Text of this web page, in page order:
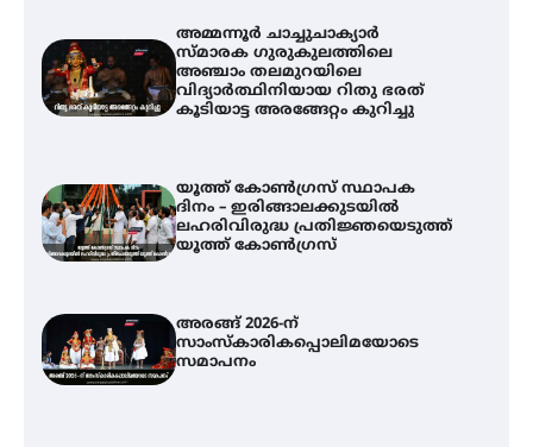
അമ്മന്നൂർ ചാച്ചുചാക്യാർ
സ്മാരക ഗുരുകുലത്തിലെ
അഞ്ചാം തലമുറയിലെ
വിദ്യാർത്ഥിനിയായ റിതു ഭരത്
കൂടിയാട്ട അരങ്ങേറ്റം കുറിച്ചു
യൂത്ത് കോൺഗ്രസ്‌ സ്ഥാപക
ദിനം – ഇരിങ്ങാലക്കുടയിൽ
ലഹരിവിരുദ്ധ പ്രതിജ്ഞയെടുത്ത്
യൂത്ത് കോൺഗ്രസ്
അരങ്ങ് 2026-ന്
സാംസ്കാരികപ്പൊലിമയോടെ
സമാപനം